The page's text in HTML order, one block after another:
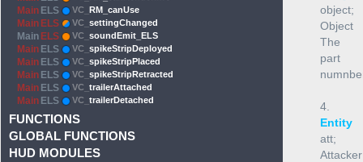
Main ELS VC_RM_canUse
Main ELS VC_settingChanged
Main ELS VC_soundEmit_ELS
Main ELS VC_spikeStripDeployed
Main ELS VC_spikeStripPlaced
Main ELS VC_spikeStripRetracted
Main ELS VC_trailerAttached
Main ELS VC_trailerDetached
FUNCTIONS
GLOBAL FUNCTIONS
HUD MODULES
object;
Object
The
part
4.
Entity
att;
Attacker